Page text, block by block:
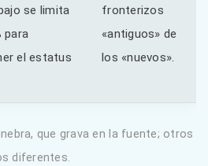
se limita
para
el estatus
fronterizos
«antiguos» de
los «nuevos».
que grava en la fuente; otros
diferentes.